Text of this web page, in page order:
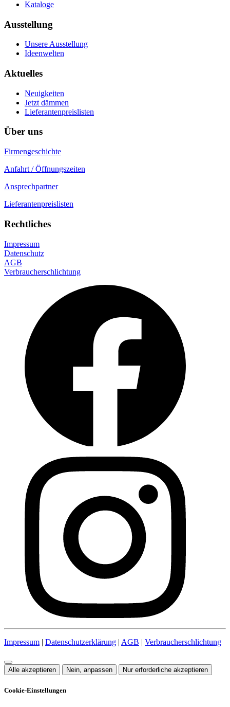
Kataloge
Ausstellung
Unsere Ausstellung
Ideenwelten
Aktuelles
Neuigkeiten
Jetzt dämmen
Lieferantenpreislisten
Über uns
Firmengeschichte
Anfahrt / Öffnungszeiten
Ansprechpartner
Lieferantenpreislisten
Rechtliches
Impressum
Datenschutz
AGB
Verbraucherschlichtung
Impressum | Datenschutzerklärung | AGB | Verbraucherschlichtung
Alle akzeptieren Nein, anpassen Nur erforderliche akzeptieren
Cookie-Einstellungen